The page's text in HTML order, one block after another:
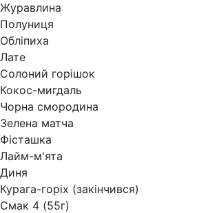
Журавлина
Полуниця
Обліпиха
Лате
Солоний горішок
Кокос-мигдаль
Чорна смородина
Зелена матча
Фісташка
Лайм-м'ята
Диня
Курага-горіх (закінчився)
Смак 4 (55г)